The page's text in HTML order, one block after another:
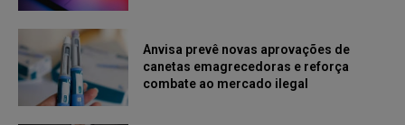
Anvisa prevê novas aprovações de
canetas emagrecedoras e reforça
combate ao mercado ilegal